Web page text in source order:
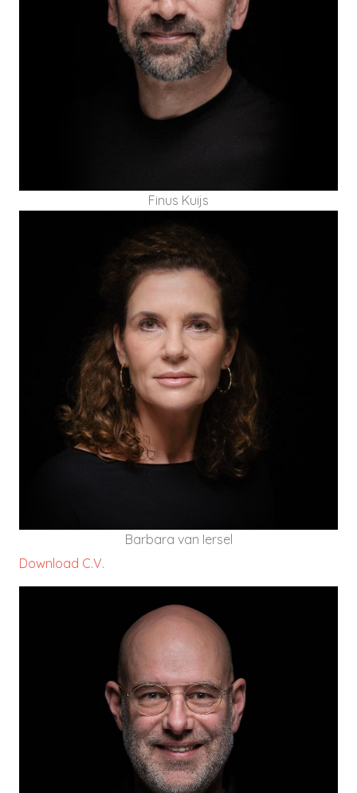
directeur en bestuurder in zorg en welzijn en
heeft daarvoor 13 jaar gewerkt in de
uitgeverijwereld in commerciële functies.
Finus Kuijs
Barbara heeft ruim 20 jaar ervaring in het
begeleiden van cultuurveranderingen,
leiderschapsontwikkeling en operationeel
crisismanagement binnen de ouderen- en
ziekenhuiszorg en GGZ.
DOWNLOAD C.V.
Barbara van Iersel
Download C.V.
Matthijs Meester is een ervaren interim (HR)
directeur en verandermanager. Hij heeft ruim 20
jaar ervaring met het leidinggeven aan
strategische organisatieverandering in de zorg,
sociaal domein en bij de overheid.